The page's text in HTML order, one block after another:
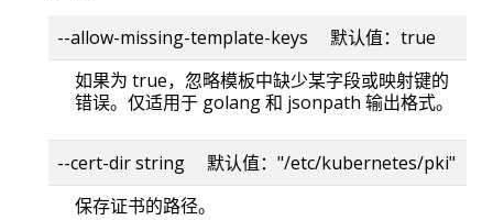
--allow-missing-template-keys 默认值：true
如果为 true，忽略模板中缺少某字段或映射键的
错误。仅适用于 golang 和 jsonpath 输出格式。
--cert-dir string 默认值："/etc/kubernetes/pki"
保存证书的路径。